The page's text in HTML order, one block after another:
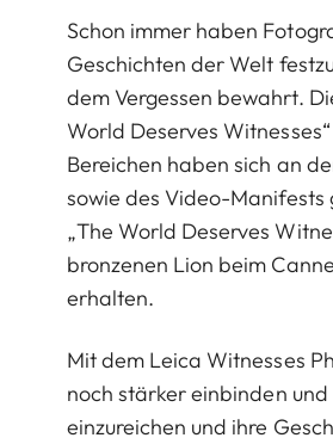
Schon immer haben
Geschichten der Welt
dem Vergessen bewahrt.
World Deserves
Bereichen haben sich an
sowie des Video-Manifests
„The World Deserves
bronzenen Lion beim
erhalten.
Mit dem Leica Witnesses
noch stärker einbinden
einzureichen und ihre